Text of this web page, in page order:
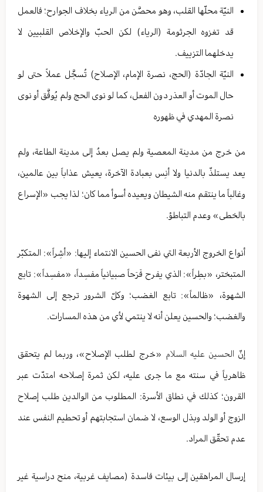
النيّة محلّها القلب، وهو محصَّن من الرياء بخلاف الجوارح؛ فالعمل
قد تغزوه الجرثومة (الرياء) لكن الحبّ والإخلاص القلبيين لا
يدخلهما التزييف.
النيّة الجادّة (الحج، نصرة الإمام، الإصلاح) تُسجَّل عملاً حتى لو
حال الموت أو العذر دون الفعل، كما لو نوى الحج ولم يُوفَّق أو نوى
نصرة المهدي في ظهوره
من خرج من مدينة المعصية ولم يصل بعدُ إلى مدينة الطاعة، ولم
يعد يستلذّ بالدنيا ولا أنِس بعبادة الآخرة، يعيش عذاباً بين عالمين،
وغالباً ما ينتقم منه الشيطان ويعيده أسوأ مما كان؛ لذا يجب «الإسراع
بالخطى» وعدم التباطؤ.
أنواع الخروج الأربعة التي نفى الحسين الانتماء إليها: «أشِراً»: المتكبّر
المتبختر، «بطِراً»: الذي يفرح فَرَحاً صبيانياً مفسِداً، «مفسِداً»: تابع
الشهوة، «ظالماً»: تابع الغضب؛ وكلّ الشرور ترجع إلى الشهوة
والغضب؛ والحسين يعلن أنه لا ينتمي لأي من هذه المسارات.
إنّ الحسين عليه السلام «خرج لطلب الإصلاح»، وربما لم يتحقق
ظاهرياً في سنته مع ما جرى عليه، لكن ثمرة إصلاحه امتدّت عبر
القرون؛ كذلك في نطاق الأسرة: المطلوب من الوالدين طلب إصلاح
الزوج أو الولد وبذل الوسع، لا ضمان استجابتهم أو تحطيم النفس عند
عدم تحقّق المراد.
إرسال المراهقين إلى بيئات فاسدة (مصايف غربية، منح دراسية غير